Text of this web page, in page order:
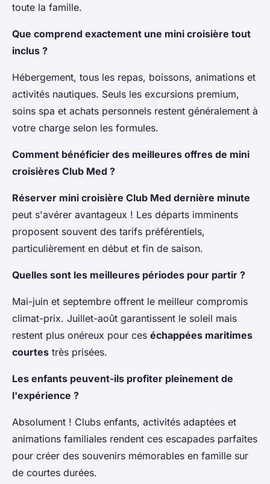
toute la famille.
Que comprend exactement une mini croisière tout
inclus ?
Hébergement, tous les repas, boissons, animations et
activités nautiques. Seuls les excursions premium,
soins spa et achats personnels restent généralement à
votre charge selon les formules.
Comment bénéficier des meilleures offres de mini
croisières Club Med ?
Réserver mini croisière Club Med dernière minute
peut s'avérer avantageux ! Les départs imminents
proposent souvent des tarifs préférentiels,
particulièrement en début et fin de saison.
Quelles sont les meilleures périodes pour partir ?
Mai-juin et septembre offrent le meilleur compromis
climat-prix. Juillet-août garantissent le soleil mais
restent plus onéreux pour ces échappées maritimes
courtes très prisées.
Les enfants peuvent-ils profiter pleinement de
l'expérience ?
Absolument ! Clubs enfants, activités adaptées et
animations familiales rendent ces escapades parfaites
pour créer des souvenirs mémorables en famille sur
de courtes durées.